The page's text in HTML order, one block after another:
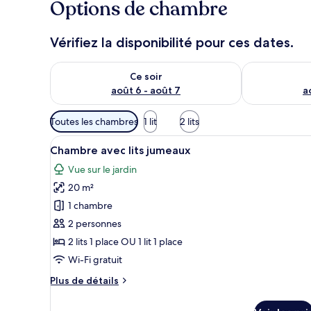
Options de chambre
Vérifiez la disponibilité pour ces dates.
Ce soir
août 6 - août 7
Vérifier la disponibilité pour ce soir août 6 - août 7
Vérifier la
Filtres
disponibles
pour
les
chambres
Toutes les chambres 1 lit 2 lits
Afficher
toutes
les
photos
pour
ce
type
de
chambre :
Chambre
Une chambre avec un lit en
10
Chambre avec lits jumeaux
Vue sur le jardin
20 m²
1 chambre
2 personnes
2 lits 1 place OU 1 lit 1 place
Wi-Fi gratuit
Plus de détails
Plus